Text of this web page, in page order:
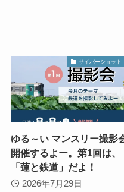
サイバーショット
ゆる～い マンスリー撮影
開催するよー。第1回は、
「蓮と鉄道」だよ！
2026年7月29日